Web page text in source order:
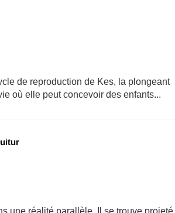
de reproduction de Kes, la plongeant
où elle peut concevoir des enfants...